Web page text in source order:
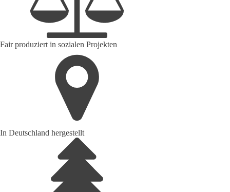
Fair produziert in sozialen Projekten
In Deutschland hergestellt